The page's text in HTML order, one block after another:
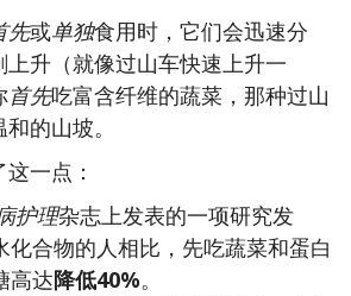
先或单独食用时，它们会迅速分
升（就像过山车快速上升一
首先吃富含纤维的蔬菜，那种过山
的山坡。
一点：
护理杂志上发表的一项研究发
化合物的人相比，先吃蔬菜和蛋白
高达降低40%。